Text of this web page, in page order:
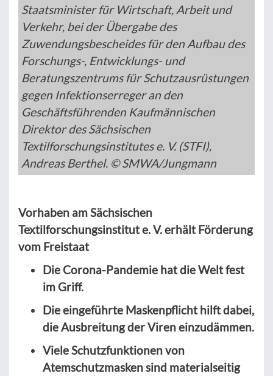
Staatsminister für Wirtschaft, Arbeit und
Verkehr, bei der Übergabe des
Zuwendungsbescheides für den Aufbau des
Forschungs-, Entwicklungs- und
Beratungszentrums für Schutzausrüstungen
gegen Infektionserreger an den
Geschäftsführenden Kaufmännischen
Direktor des Sächsischen
Textilforschungsinstitutes e. V. (STFI),
Andreas Berthel. © SMWA/Jungmann
Vorhaben am Sächsischen
Textilforschungsinstitut e. V. erhält Förderung
vom Freistaat
Die Corona-Pandemie hat die Welt fest
im Griff.
Die eingeführte Maskenpflicht hilft dabei,
die Ausbreitung der Viren einzudämmen.
Viele Schutzfunktionen von
Atemschutzmasken sind materialseitig